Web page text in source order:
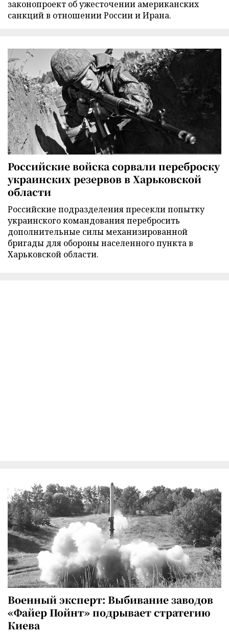
законопроект об ужесточении американских
санкций в отношении России и Ирана.
Российские войска сорвали переброску
украинских резервов в Харьковской
области
Российские подразделения пресекли попытку
украинского командования перебросить
дополнительные силы механизированной
бригады для обороны населенного пункта в
Харьковской области.
Военный эксперт: Выбивание заводов
«Файер Пойнт» подрывает стратегию
Киева